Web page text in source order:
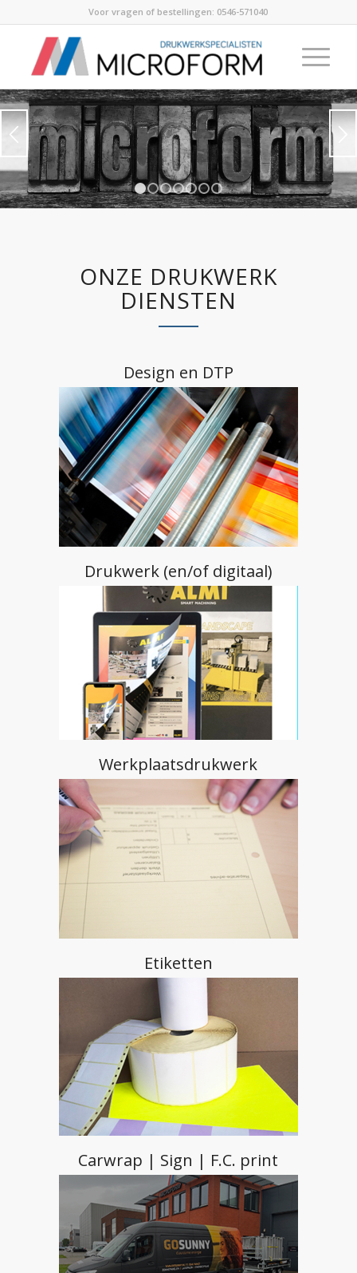
Voor vragen of bestellingen: 0546-571040
1 2 4 5 6 7
DIENSTEN
Drukwerk (en/of digitaal)
Werkplaatsdrukwerk
Etiketten
Carwrap | Sign | F.C. print